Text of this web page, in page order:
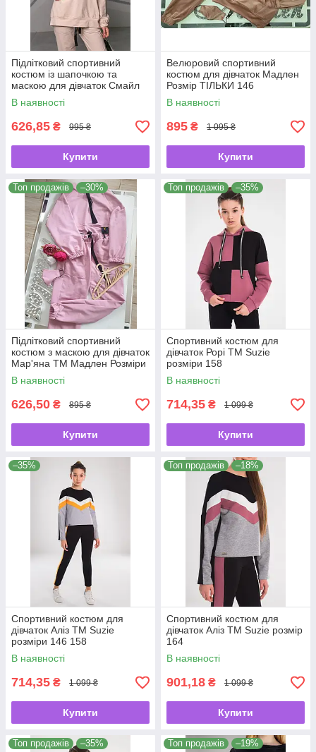
Підлітковий спортивний
костюм із шапочкою та
маскою для дівчаток Смайл
ТМ Мадлен Розміри 140, 164
В наявності
626,85 ₴ 995 ₴
Купити
Велюровий спортивний
костюм для дівчаток Мадлен
Розмір ТІЛЬКИ 146
В наявності
895 ₴ 1 095 ₴
Купити
Топ продажів –30%
Підлітковий спортивний
костюм з маскою для дівчаток
Мар'яна ТМ Мадлен Розміри
140
В наявності
626,50 ₴ 895 ₴
Купити
Топ продажів –35%
Спортивний костюм для
дівчаток Рорі ТМ Suzie
розміри 158
В наявності
714,35 ₴ 1 099 ₴
Купити
–35%
Спортивний костюм для
дівчаток Аліз ТМ Suzie
розміри 146 158
В наявності
714,35 ₴ 1 099 ₴
Купити
Топ продажів –18%
Спортивний костюм для
дівчаток Аліз ТМ Suzie розмір
164
В наявності
901,18 ₴ 1 099 ₴
Купити
Топ продажів –35% Топ продажів –19%